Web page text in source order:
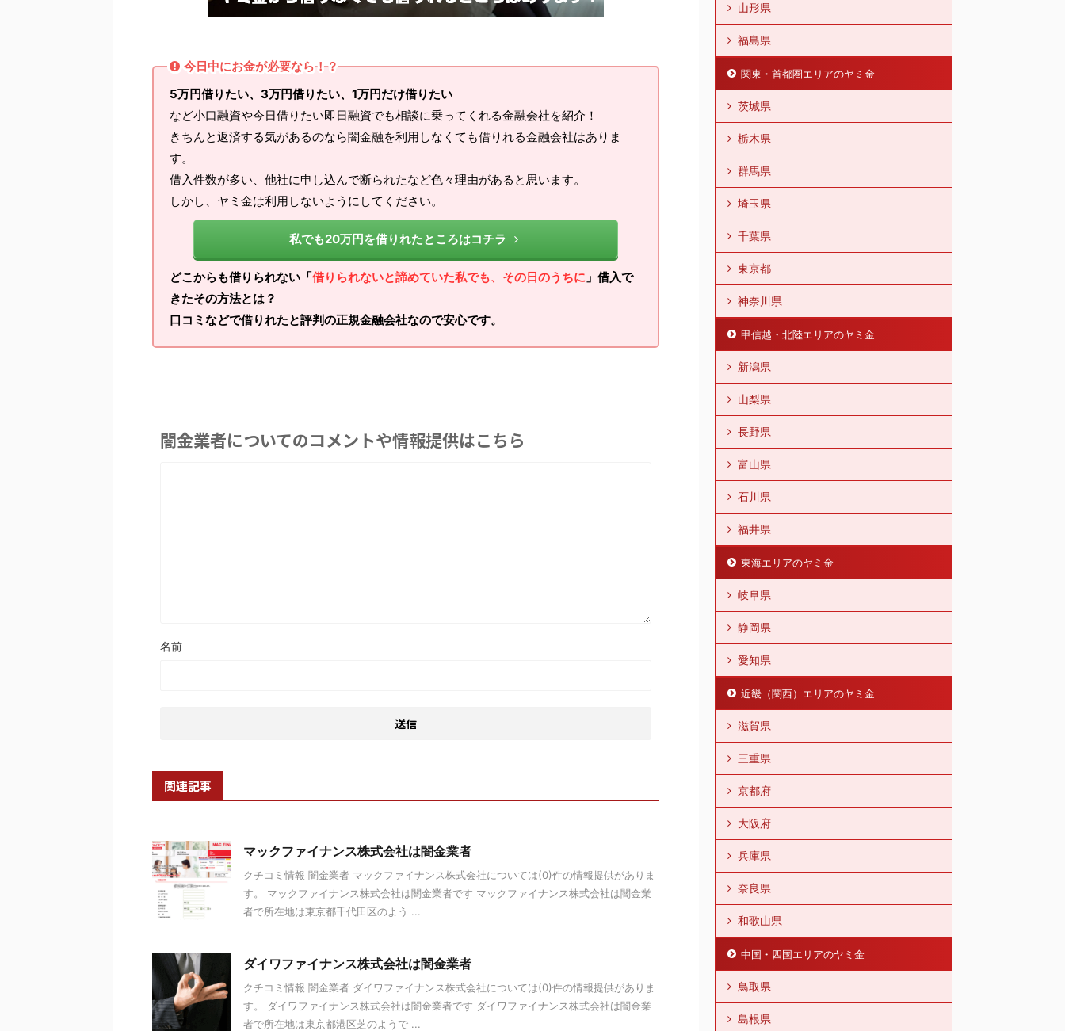
今日中にお金が必要なら！？
5万円借りたい、3万円借りたい、1万円だけ借りたい
など小口融資や今日借りたい即日融資でも相談に乗ってくれる金融会社を紹介！
きちんと返済する気があるのなら闇金融を利用しなくても借りれる金融会社はありま
す。
借入件数が多い、他社に申し込んで断られたなど色々理由があると思います。
しかし、ヤミ金は利用しないようにしてください。
私でも20万円を借りれたところはコチラ
どこからも借りられない「借りられないと諦めていた私でも、その日のうちに 」借入で
きたその方法とは？
口コミなどで借りれたと評判の正規金融会社なので安心です。
闇金業者についてのコメントや情報提供はこちら
名前
関連記事
マックファイナンス株式会社は闇金業者
クチコミ情報 闇金業者 マックファイナンス株式会社については(0)件の情報提供がありま
す。 マックファイナンス株式会社は闇金業者です マックファイナンス株式会社は闇金業
者で所在地は東京都千代田区のよう ...
ダイワファイナンス株式会社は闇金業者
クチコミ情報 闇金業者 ダイワファイナンス株式会社については(0)件の情報提供がありま
す。 ダイワファイナンス株式会社は闇金業者です ダイワファイナンス株式会社は闇金業
者で所在地は東京都港区芝のようで ...
山形県
福島県
関東・首都圏エリアのヤミ金
茨城県
栃木県
群馬県
埼玉県
千葉県
東京都
神奈川県
甲信越・北陸エリアのヤミ金
新潟県
山梨県
長野県
富山県
石川県
福井県
東海エリアのヤミ金
岐阜県
静岡県
愛知県
近畿（関西）エリアのヤミ金
滋賀県
三重県
京都府
大阪府
兵庫県
奈良県
和歌山県
中国・四国エリアのヤミ金
鳥取県
島根県